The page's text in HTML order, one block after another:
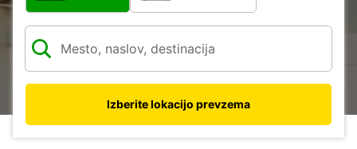
Izberite lokacijo prevzema